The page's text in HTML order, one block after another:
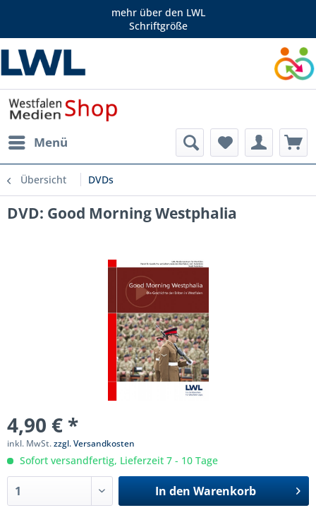
mehr über den LWL
Schriftgröße
Menü
Übersicht DVDs
DVD: Good Morning Westphalia
4,90 € *
inkl. MwSt.zzgl. Versandkosten
Sofort versandfertig, Lieferzeit 7 - 10 Tage
In den Warenkorb